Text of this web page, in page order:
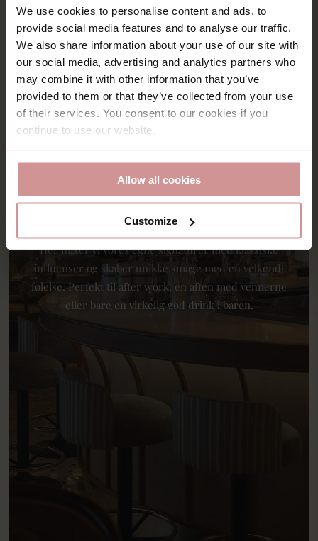
We use cookies to personalise content and ads, to
provide social media features and to analyse our traffic.
We also share information about your use of our site with
our social media, advertising and analytics partners who
may combine it with other information that you’ve
provided to them or that they’ve collected from your use
of their services. You consent to our cookies if you
continue to use our website.
Allow all cookies
Customize
Port bar
levende samlingspunkt, hvor cocktails er i centrum.
Her mixer vi vores egne signaturer med klassiske
influenser og skaber unikke smage med en velkendt
følelse. Perfekt til after work, en aften med vennerne
eller bare en virkelig god drink i baren.